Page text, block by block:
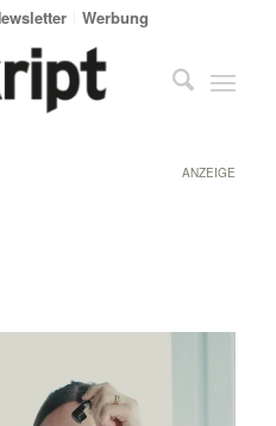
Werbung
ANZEIGE